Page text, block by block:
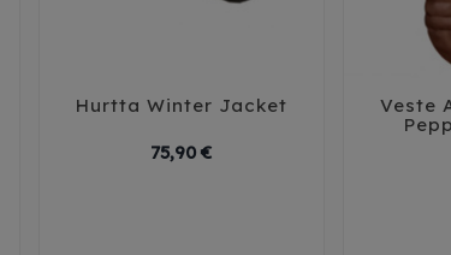
Hurtta Winter Jacket
75,90 €Prix

Veste